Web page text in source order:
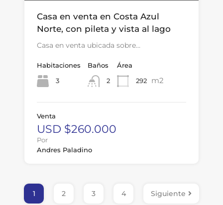
Casa en venta en Costa Azul
Norte, con pileta y vista al lago
Casa en venta ubicada sobre…
Habitaciones
3
Baños
2
Área
292
m2
Venta
USD $260.000
Por
Andres Paladino
1 2 3 4 Siguiente